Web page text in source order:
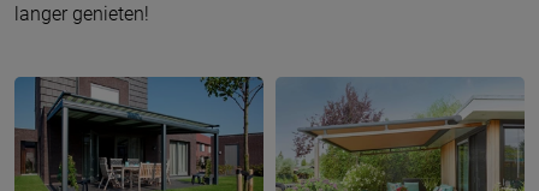
langer genieten!